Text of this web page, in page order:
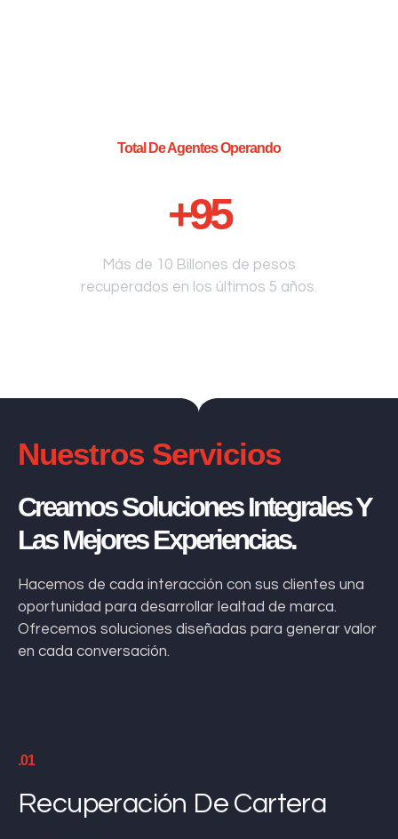
Total De Agentes Operando
+95
Más de 10 Billones de pesos
recuperados en los últimos 5 años.
Nuestros Servicios
Creamos Soluciones Integrales Y
Las Mejores Experiencias.
Hacemos de cada interacción con sus clientes una
oportunidad para desarrollar lealtad de marca.
Ofrecemos soluciones diseñadas para generar valor
en cada conversación.
.01
Recuperación De Cartera